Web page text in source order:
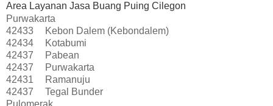
Area Layanan Jasa Buang Puing Cilegon
Purwakarta
42433
Kebon Dalem (Kebondalem)
42434
Kotabumi
42437
Pabean
42437
Purwakarta
42431
Ramanuju
42437
Tegal Bunder